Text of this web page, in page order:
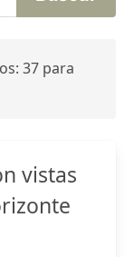
37 para
vistas